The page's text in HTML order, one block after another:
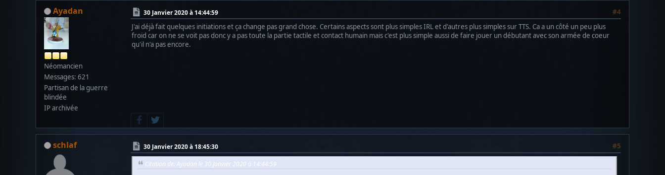
Ayadan
Néomancien
Messages: 621
Partisan de la guerre
blindée
IP archivée
30 Janvier 2020 à 14:44:59
#4
J'ai déjà fait quelques initiations et ça change pas grand chose. Certains aspects sont plus simples IRL et d'autres plus simples sur TTS. Ca a un côté un peu plus
froid car on ne se voit pas donc y a pas toute la partie tactile et contact humain mais c'est plus simple aussi de faire jouer un débutant avec son armée de coeur
qu'il n'a pas encore.
schlaf 30 Janvier 2020 à 18:45:30 #5
Citation de: Ayadan le 30 Janvier 2020 à 14:44:59